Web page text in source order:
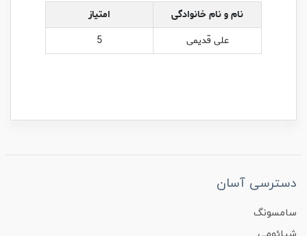
نام و نام خانوادگی
امتیاز
علی قدیمی
5
دسترسی آسان
سامسونگ